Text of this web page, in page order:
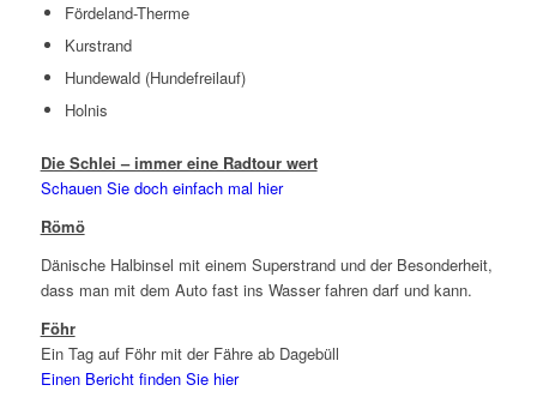
Fördeland-Therme
Kurstrand
Hundewald (Hundefreilauf)
Holnis
Die Schlei – immer eine Radtour wert
Schauen Sie doch einfach mal hier
Römö
Dänische Halbinsel mit einem Superstrand und der Besonderheit,
dass man mit dem Auto fast ins Wasser fahren darf und kann.
Föhr
Ein Tag auf Föhr mit der Fähre ab Dagebüll
Einen Bericht finden Sie hier